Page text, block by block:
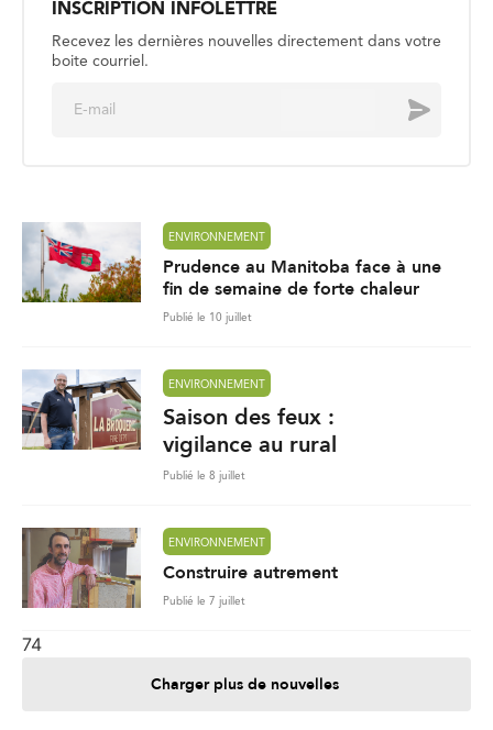
INSCRIPTION INFOLETTRE
Recevez les dernières nouvelles directement dans votre
boite courriel.
Envoyer
ENVIRONNEMENT
Prudence au Manitoba face à une
fin de semaine de forte chaleur
Publié le 10 juillet
ENVIRONNEMENT
Saison des feux :
vigilance au rural
Publié le 8 juillet
ENVIRONNEMENT
Construire autrement
Publié le 7 juillet
74
Charger plus de nouvelles